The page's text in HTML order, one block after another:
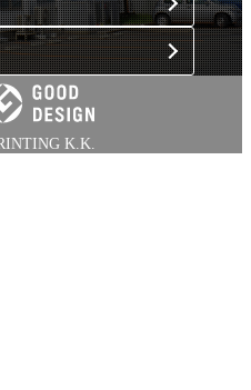
K.K.